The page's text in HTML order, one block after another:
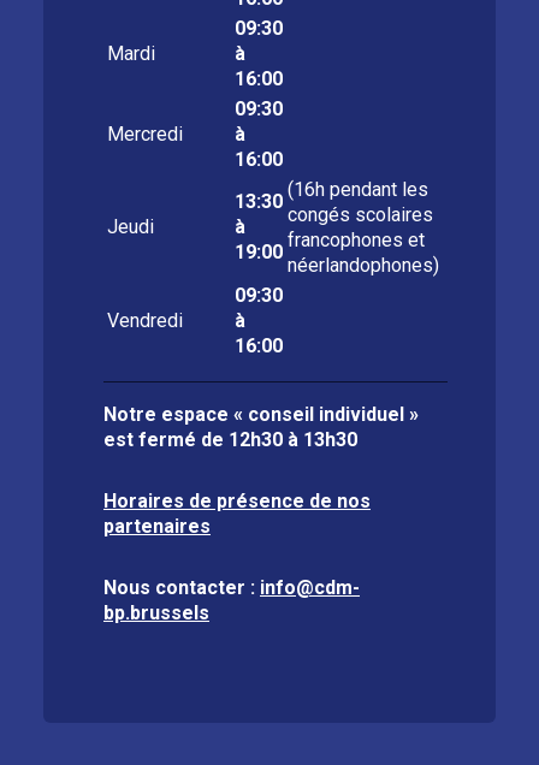
Mardi
09:30
à
16:00
Mercredi
09:30
à
16:00
Jeudi
13:30
à
19:00
(16h pendant les
congés scolaires
francophones et
néerlandophones)
Vendredi
09:30
à
16:00
Notre espace « conseil individuel »
est fermé de 12h30 à 13h30
Horaires de présence de nos
partenaires
Nous contacter : info@cdm-
bp.brussels